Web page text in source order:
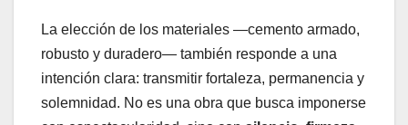
La elección de los materiales —cemento armado,
robusto y duradero— también responde a una
intención clara: transmitir fortaleza, permanencia y
solemnidad. No es una obra que busca imponerse